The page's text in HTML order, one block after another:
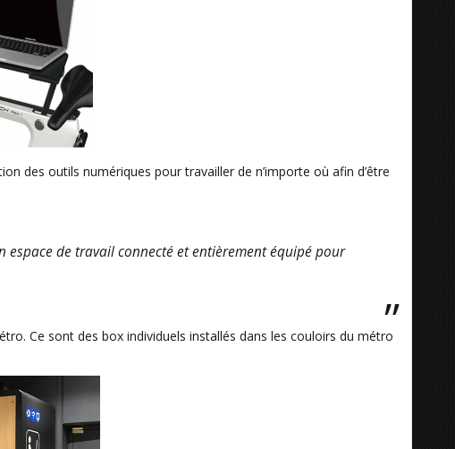
des outils numériques pour travailler de n’importe où afin d’être
espace de travail connecté et entièrement équipé pour
Ce sont des box individuels installés dans les couloirs du métro